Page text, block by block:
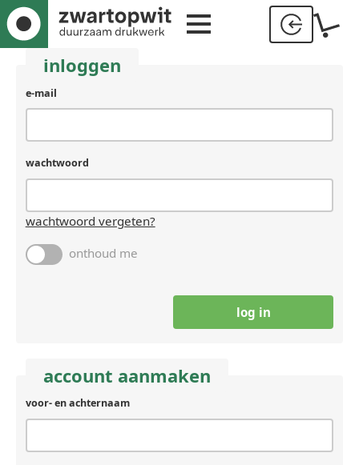
inloggen
gebruikersnaam
(laat
als
een
mens
e-mail
wachtwoord
wachtwoord vergeten?
onthoud me
account aanmaken
voor- en achternaam
achternaam
(laat